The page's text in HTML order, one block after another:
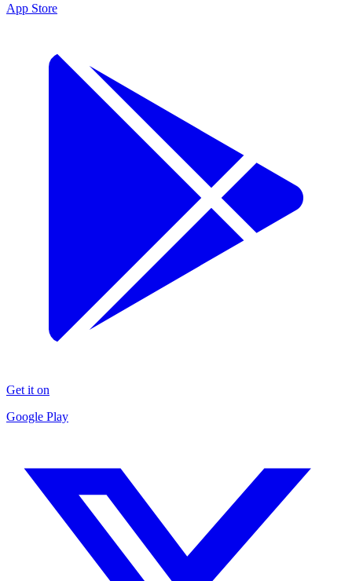
App Store
Get it on
Google Play